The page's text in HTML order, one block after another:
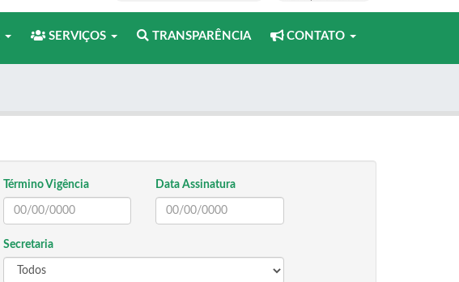
SERVIÇOS TRANSPARÊNCIA CONTATO
Término Vigência Data Assinatura
Secretaria